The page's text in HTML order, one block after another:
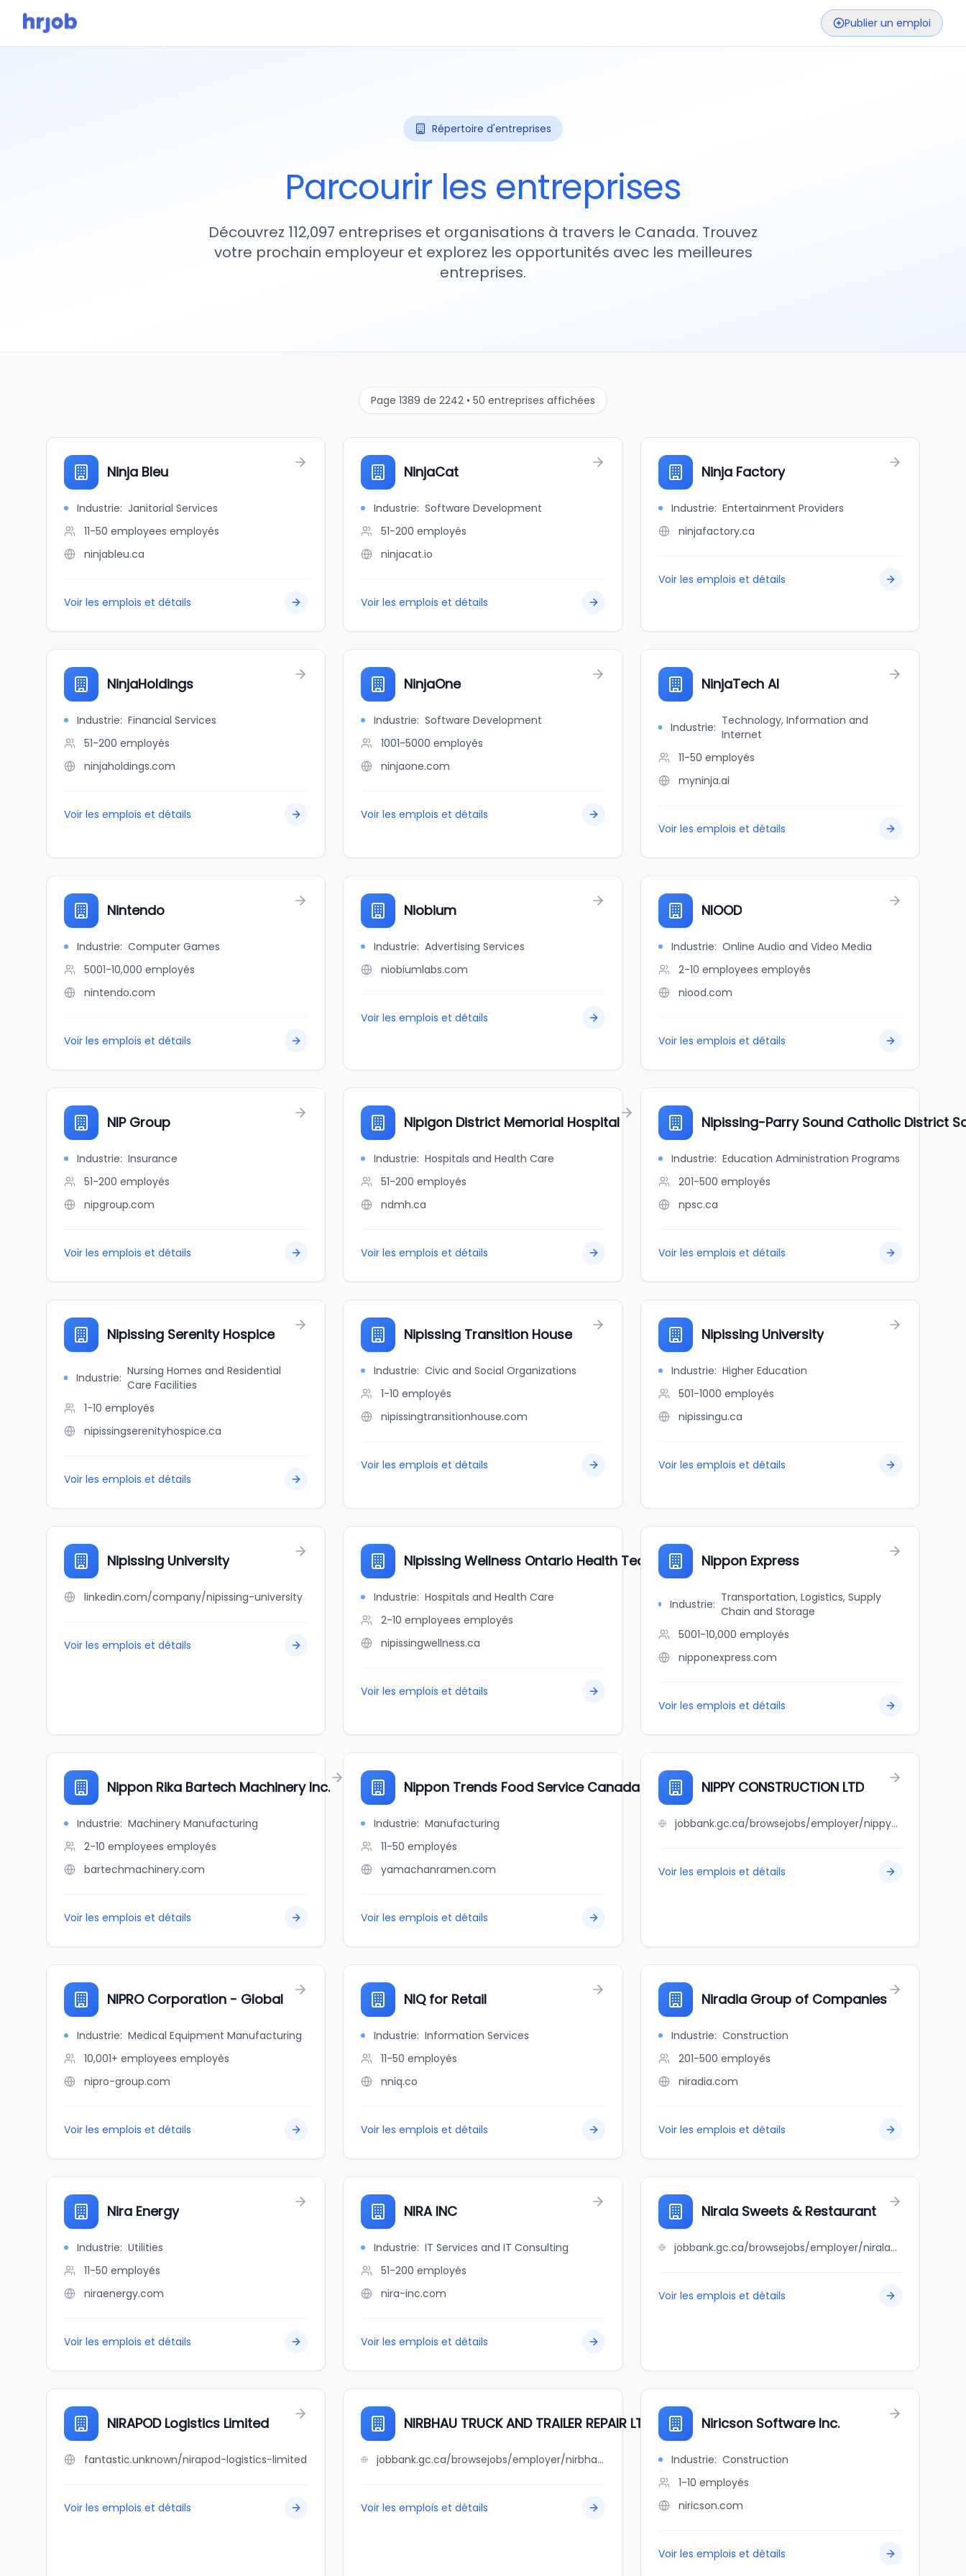
Publier un emploi
Répertoire d'entreprises
Parcourir les entreprises
Découvrez 112,097 entreprises et organisations à travers le Canada. Trouvez
votre prochain employeur et explorez les opportunités avec les meilleures
entreprises.
Page 1389 de 2242 • 50 entreprises affichées
Ninja Bleu
Industrie: Janitorial Services
11-50 employees employés
ninjableu.ca
Voir les emplois et détails
NinjaCat
Industrie: Software Development
51-200 employés
ninjacat.io
Voir les emplois et détails
Ninja Factory
Industrie: Entertainment Providers
ninjafactory.ca
Voir les emplois et détails
NinjaHoldings
Industrie: Financial Services
51-200 employés
ninjaholdings.com
Voir les emplois et détails
NinjaOne
Industrie: Software Development
1001-5000 employés
ninjaone.com
Voir les emplois et détails
NinjaTech AI
Industrie: Technology, Information and
Internet
11-50 employés
myninja.ai
Voir les emplois et détails
Nintendo
Industrie: Computer Games
5001-10,000 employés
nintendo.com
Voir les emplois et détails
Niobium
Industrie: Advertising Services
niobiumlabs.com
Voir les emplois et détails
NIOOD
Industrie: Online Audio and Video Media
2-10 employees employés
niood.com
Voir les emplois et détails
NIP Group
Industrie: Insurance
51-200 employés
nipgroup.com
Voir les emplois et détails
Nipigon District Memorial Hospital
Industrie: Hospitals and Health Care
51-200 employés
ndmh.ca
Voir les emplois et détails
Nipissing-Parry Sound Catholic District
Industrie: Education Administration Programs
201-500 employés
npsc.ca
Voir les emplois et détails
Nipissing Serenity Hospice
Industrie: Nursing Homes and Residential
Care Facilities
1-10 employés
nipissingserenityhospice.ca
Voir les emplois et détails
Nipissing Transition House
Industrie: Civic and Social Organizations
1-10 employés
nipissingtransitionhouse.com
Voir les emplois et détails
Nipissing University
Industrie: Higher Education
501-1000 employés
nipissingu.ca
Voir les emplois et détails
Nipissing University
linkedin.com/company/nipissing-university
Voir les emplois et détails
Nipissing Wellness Ontario Health Team
Industrie: Hospitals and Health Care
2-10 employees employés
nipissingwellness.ca
Voir les emplois et détails
Nippon Express
Industrie: Transportation, Logistics, Supply
Chain and Storage
5001-10,000 employés
nipponexpress.com
Voir les emplois et détails
Nippon Rika Bartech Machinery Inc.
Industrie: Machinery Manufacturing
2-10 employees employés
bartechmachinery.com
Voir les emplois et détails
Nippon Trends Food Service Canada
Industrie: Manufacturing
11-50 employés
yamachanramen.com
Voir les emplois et détails
NIPPY CONSTRUCTION LTD
jobbank.gc.ca/browsejobs/employer/nippy+construction+ltd/ca
Voir les emplois et détails
NIPRO Corporation - Global
Industrie: Medical Equipment Manufacturing
10,001+ employees employés
nipro-group.com
Voir les emplois et détails
NIQ for Retail
Industrie: Information Services
11-50 employés
nniq.co
Voir les emplois et détails
Niradia Group of Companies
Industrie: Construction
201-500 employés
niradia.com
Voir les emplois et détails
Nira Energy
Industrie: Utilities
11-50 employés
niraenergy.com
Voir les emplois et détails
NIRA INC
Industrie: IT Services and IT Consulting
51-200 employés
nira-inc.com
Voir les emplois et détails
Nirala Sweets & Restaurant
jobbank.gc.ca/browsejobs/employer/nirala+sweets+%26+restaurant/ca
Voir les emplois et détails
NIRAPOD Logistics Limited
fantastic.unknown/nirapod-logistics-limited
Voir les emplois et détails
NIRBHAU TRUCK AND TRAILER REPAIR LTD
jobbank.gc.ca/browsejobs/employer/nirbhau+truck+and+trailer+repair+ltd/ca
Voir les emplois et détails
Niricson Software Inc.
Industrie: Construction
1-10 employés
niricson.com
Voir les emplois et détails